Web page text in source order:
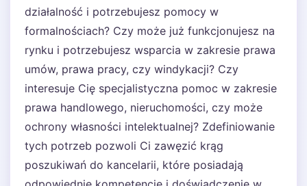
działalność i potrzebujesz pomocy w
formalnościach? Czy może już funkcjonujesz na
rynku i potrzebujesz wsparcia w zakresie prawa
umów, prawa pracy, czy windykacji? Czy
interesuje Cię specjalistyczna pomoc w zakresie
prawa handlowego, nieruchomości, czy może
ochrony własności intelektualnej? Zdefiniowanie
tych potrzeb pozwoli Ci zawęzić krąg
poszukiwań do kancelarii, które posiadają